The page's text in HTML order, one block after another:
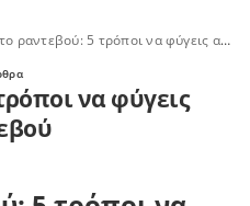
5 τρόποι να φύγεις από ένα άθλιο ραντεβού
να φύγεις